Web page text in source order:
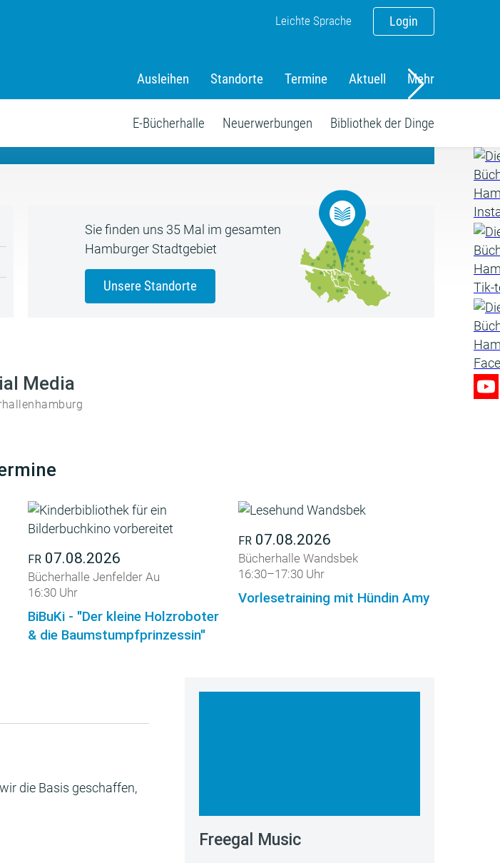
Login
Leichte Sprache
Ausleihen Standorte Termine Aktuell Mehr
E-Bücherhalle Neuerwerbungen Bibliothek der Dinge
Sie finden uns 35 Mal im gesamten
Hamburger Stadtgebiet
Unsere Standorte
Media
FR 07.08.2026
Bücherhalle Jenfelder Au
16:30 Uhr
BiBuKi - "Der kleine Holzroboter
& die Baumstumpfprinzessin"
FR 07.08.2026
Bücherhalle Wandsbek
16:30–17:30 Uhr
Vorlesetraining mit Hündin Amy
die Basis geschaffen,
Freegal Music